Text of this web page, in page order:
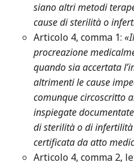
siano altri metodi
cause di sterilità o
Articolo 4, comma 1:
procreazione
quando sia accertata
altrimenti le cause
comunque circoscritto
inspiegate
di sterilità o di
certificata da atto
Articolo 4, comma 2,